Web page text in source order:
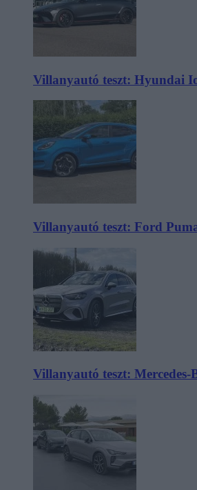
Villanyautó teszt: Hyundai
Villanyautó teszt: Ford
Villanyautó teszt: